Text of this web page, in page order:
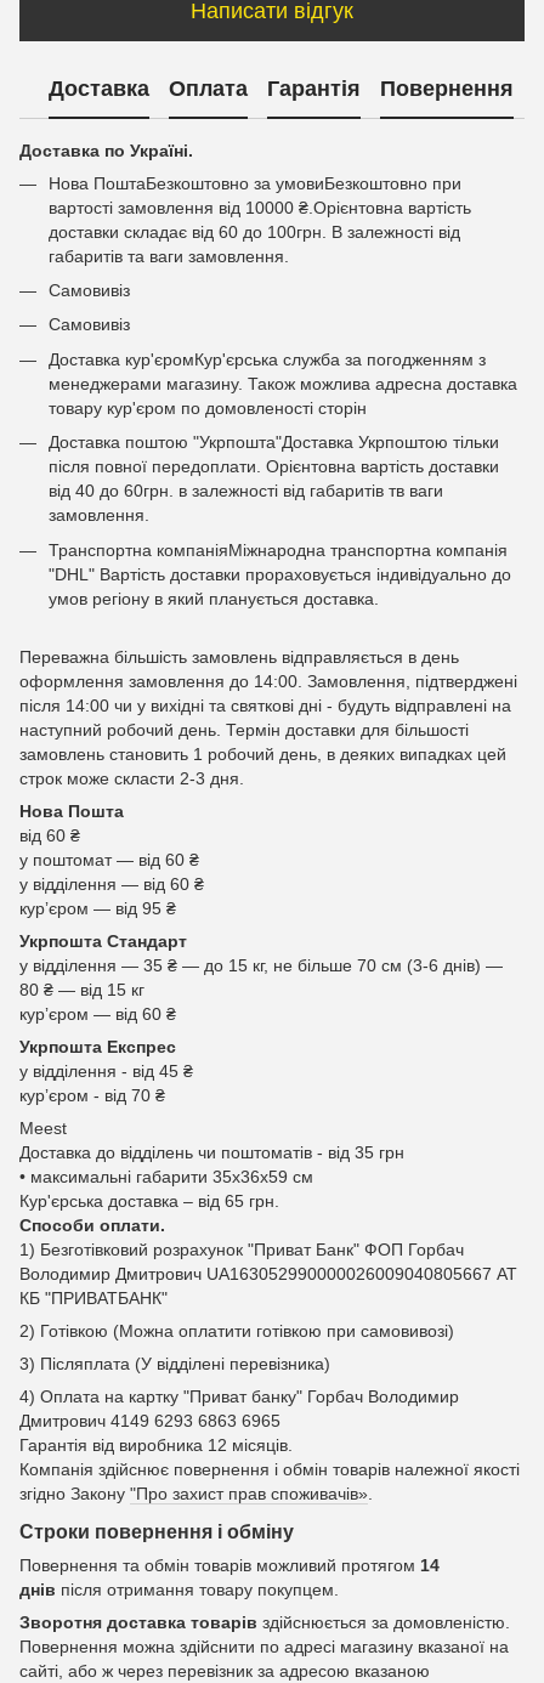
Написати відгук
Доставка Оплата Гарантія Повернення
Доставка по Україні.
Нова ПоштаБезкоштовно за умовиБезкоштовно при
вартості замовлення від 10000 ₴.Орієнтовна вартість
доставки складає від 60 до 100грн. В залежності від
габаритів та ваги замовлення.
Самовивіз
Самовивіз
Доставка кур'єромКур'єрська служба за погодженням з
менеджерами магазину. Також можлива адресна доставка
товару кур'єром по домовленості сторін
Доставка поштою "Укрпошта"Доставка Укрпоштою тільки
після повної передоплати. Орієнтовна вартість доставки
від 40 до 60грн. в залежності від габаритів тв ваги
замовлення.
Транспортна компаніяМіжнародна транспортна компанія
"DHL" Вартість доставки прораховується індивідуально до
умов регіону в який планується доставка.
Переважна більшість замовлень відправляється в день
оформлення замовлення до 14:00. Замовлення, підтверджені
після 14:00 чи у вихідні та святкові дні - будуть відправлені на
наступний робочий день. Термін доставки для більшості
замовлень становить 1 робочий день, в деяких випадках цей
строк може скласти 2-3 дня.
Нова Пошта
від 60 ₴
у поштомат — від 60 ₴
у відділення — від 60 ₴
курʼєром — від 95 ₴
Укрпошта Стандарт
у відділення — 35 ₴ — до 15 кг, не більше 70 см (3-6 днів) —
80 ₴ — від 15 кг
курʼєром — від 60 ₴
Укрпошта Експрес
у відділення - від 45 ₴
курʼєром - від 70 ₴
Meest
Доставка до відділень чи поштоматів - від 35 грн
• максимальні габарити 35x36x59 см
Кур'єрська доставка – від 65 грн.
Способи оплати.
1) Безготівковий розрахунок "Приват Банк" ФОП Горбач
Володимир Дмитрович UA163052990000026009040805667 АТ
КБ "ПРИВАТБАНК"
2) Готівкою (Можна оплатити готівкою при самовивозі)
3) Післяплата (У відділені перевізника)
4) Оплата на картку "Приват банку" Горбач Володимир
Дмитрович 4149 6293 6863 6965
Гарантія від виробника 12 місяців.
Компанія здійснює повернення і обмін товарів належної якості
згідно Закону "Про захист прав споживачів»
Строки повернення і обміну
Повернення та обмін товарів можливий протягом 14
днів після отримання товару покупцем.
Зворотня доставка товарів здійснюється за домовленістю.
Повернення можна здійснити по адресі магазину вказаної на
сайті, або ж через перевізник за адресою вказаною